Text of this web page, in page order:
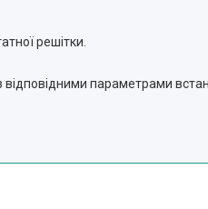
решітки.
відповідними параметрами